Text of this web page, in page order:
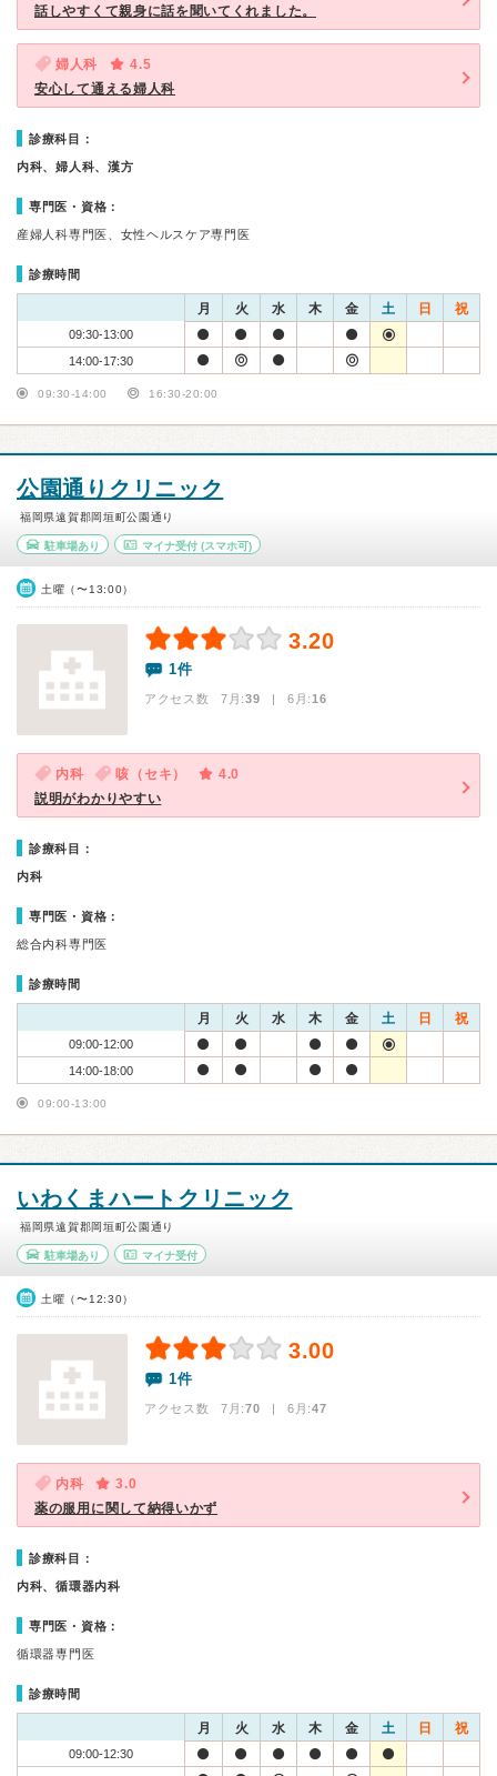
話しやすくて親身に話を聞いてくれました。
婦人科
4.5
安心して通える婦人科
診療科目：
内科、婦人科、漢方
専門医・資格：
産婦人科専門医、女性ヘルスケア専門医
診療時間
月 火 水 木 金 土 日 祝
09:30-13:00
14:00-17:30
09:30-14:00 16:30-20:00
公園通りクリニック
福岡県遠賀郡岡垣町公園通り
駐車場あり マイナ受付(スマホ可)
土曜（〜13:00）
3.20
1件
アクセス数 7月:39 | 6月:16
内科 咳（セキ）
4.0
説明がわかりやすい
診療科目：
内科
専門医・資格：
総合内科専門医
診療時間
月 火 水 木 金 土 日 祝
09:00-12:00
14:00-18:00
09:00-13:00
いわくまハートクリニック
福岡県遠賀郡岡垣町公園通り
駐車場あり マイナ受付
土曜（〜12:30）
3.00
1件
アクセス数 7月:70 | 6月:47
内科
3.0
薬の服用に関して納得いかず
診療科目：
内科、循環器内科
専門医・資格：
循環器専門医
診療時間
月 火 水 木 金 土 日 祝
09:00-12:30